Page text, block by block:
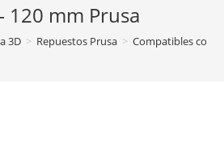
120 mm Prusa
3D > Repuestos Prusa > Compatibles con